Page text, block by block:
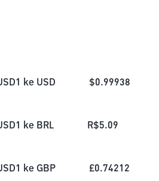
ke USD $0.99938
ke BRL R$5.09
ke GBP £0.74212